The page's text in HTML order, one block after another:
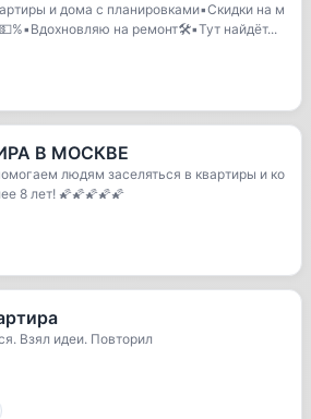
и дома с планировками▪️Скидки на м
на ремонт🛠▪️Тут найдёт...
В МОСКВЕ
людям заселяться в квартиры и ко
8 лет! 🌠🌠🌠🌠🌠
Взял идеи. Повторил